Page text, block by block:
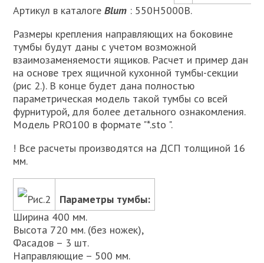
Артикул в каталогеBlum : 550Н5000В.
Размеры крепления направляющих на боковине
тумбы будут даны с учетом возможной
взаимозаменяемости ящиков. Расчет и пример дан
на основе трех ящичной кухонной тумбы-секции
(рис 2.). В конце будет дана полностью
параметрическая модель такой тумбы со всей
фурнитурой, для более детального ознакомления.
Модель PRO100 в формате "*.sto ".
! Все расчеты производятся на ДСП толщиной 16
мм.
Рис.2
Параметры тумбы:
Ширина 400 мм.
Высота 720 мм. (без ножек),
Фасадов – 3 шт.
Направляющие – 500 мм.